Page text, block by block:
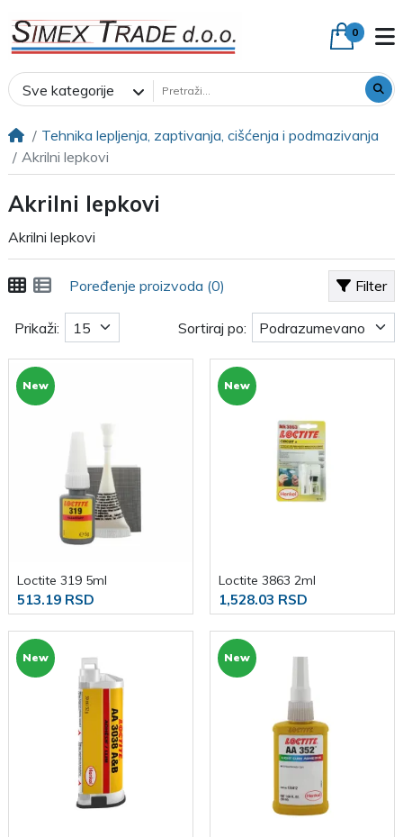
0
Sve kategorije
Tehnika lepljenja, zaptivanja, cišćenja i podmazivanja
Akrilni lepkovi
Akrilni lepkovi
Akrilni lepkovi
Filter
Poređenje proizvoda (0)
Prikaži: Sortiraj po:
New
Loctite 319 5ml
513.19 RSD
New
Loctite 3863 2ml
1,528.03 RSD
New New